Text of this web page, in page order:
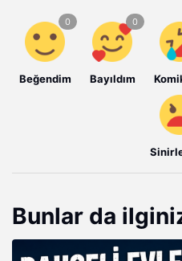
Beğendim Bayıldım
Bunlar da